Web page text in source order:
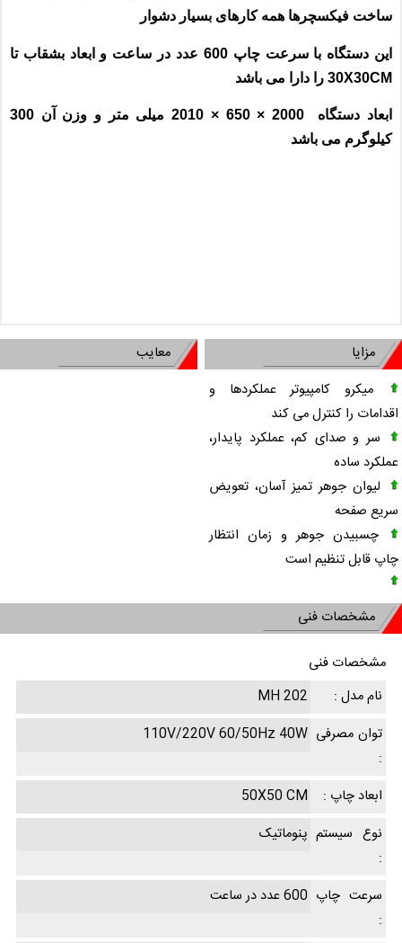
ساخت فیکسچرها همه کارهای بسیار دشوار
این دستگاه با سرعت چاپ 600 عدد در ساعت و ابعاد بشقاب تا
30X30CM را دارا می باشد
ابعاد دستگاه 2000 × 650 × 2010 میلی متر و وزن آن 300
کیلوگرم می باشد
مزایا
میکرو کامپیوتر عملکردها و
اقدامات را کنترل می کند
سر و صدای کم، عملکرد پایدار،
عملکرد ساده
لیوان جوهر تمیز آسان، تعویض
سریع صفحه
چسبیدن جوهر و زمان انتظار
چاپ قابل تنظیم است
معایب
مشخصات فنی
مشخصات فنی
نام مدل :
MH 202
توان مصرفی
:
110V/220V 60/50Hz 40W
ابعاد چاپ :
50X50 CM
نوع سیستم
:
پنوماتیک
سرعت چاپ
:
600 عدد در ساعت